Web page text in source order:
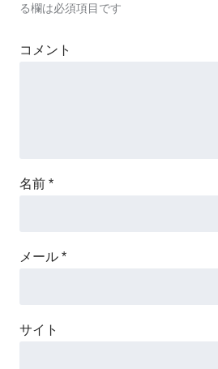
る欄は必須項目です
コメント
名前 *
メール *
サイト